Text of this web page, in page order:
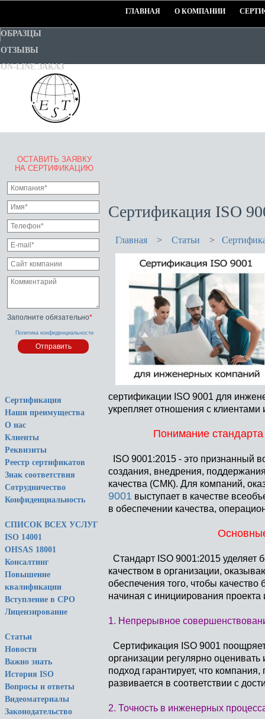
ГЛАВНАЯ О КОМПАНИИ
ОБРАЗЦЫ
ОТЗЫВЫ
ON-LINE ЗАКАЗ
ОСТАВИТЬ ЗАЯВКУ
НА СЕРТИФИКАЦИЮ
Заполните обязательно*
Политика конфиденциальности
Сертификация
Наши преимущества
О нас
Клиенты
Реквизиты
Реестр сертификатов
Знак соответствия
Сотрудничество
Конфиденциальность
СПИСОК ВСЕХ УСЛУГ
ISO 14001
OHSAS 18001
Консалтинг
Повышение
квалификации
Вступление в СРО
Лицензирование
Статьи
Новости
Важно знать
История ISO
Вопросы и ответы
Видеоматериалы
Законодательство
Сертификация ISO
Главная > Статьи >
сертификации ISO 9001 для
укрепляет отношения с
Понимание
ISO 9001:2015 - это признанный
создания, внедрения,
качества (СМК). Для компаний,
9001 выступает в качестве
в обеспечении качества,
Стандарт ISO 9001:2015
качеством в организации,
обеспечения того, чтобы
начиная с инициирования проекта
1. Непрерывное
Сертификация ISO 9001
организации регулярно
подход гарантирует, что
развивается в соответствии с
2. Точность в инженерных